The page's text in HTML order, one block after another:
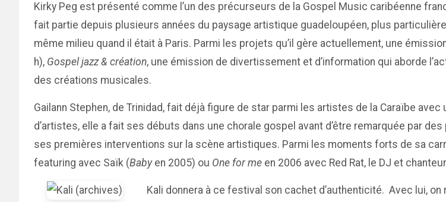
Kirky Peg est présenté comme l’un des précurseurs de la Gospel Music caribéenne
fait partie depuis plusieurs années du paysage artistique guadeloupéen, plus
même milieu quand il était à Paris. Parmi les projets qu’il gère actuellement, une
h), Gospel jazz & création, une émission de divertissement et d’information qui aborde
des créations musicales.
Gailann Stephen, de Trinidad, fait déjà figure de star parmi les artistes de la Caraïbe
d’artistes, elle a fait ses débuts dans une chorale gospel avant d’être remarquée par
ses premières interventions sur la scène artistiques. Parmi les moments forts de sa
featuring avec Saïk (Baby en 2005) ou One for me en 2006 avec Red Rat, le DJ et
Kali donnera à ce festival son cachet d’authenticité. Avec lui,